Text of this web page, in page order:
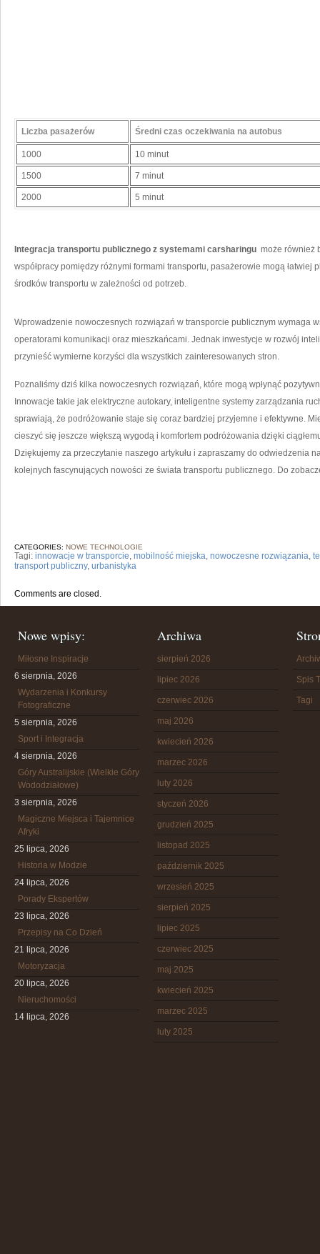
Liczba pasażerów Średni czas oczekiwania na autobus
1000 10 minut
1500 7 minut
2000 5‌ minut
Integracja transportu publicznego z systemami⁤ carsharingu
może również
współpracy pomiędzy różnymi formami transportu, pasażerowie mogą łatwiej
środków ‍transportu w zależności⁢ od ​potrzeb.
Wprowadzenie nowoczesnych rozwiązań ‌w transporcie publicznym wymaga⁣
operatorami komunikacji oraz mieszkańcami. ‌Jednak inwestycje ‍w‍ rozwój
przynieść wymierne korzyści ⁤dla wszystkich​ zainteresowanych ⁣stron.
Poznaliśmy dziś kilka nowoczesnych rozwiązań, które mogą ⁣wpłynąć
Innowacje takie ⁤jak elektryczne ​autokary, inteligentne systemy​ zarządzania
sprawiają, że podróżowanie staje się ‌coraz bardziej ⁢przyjemne i efektywne.
cieszyć się jeszcze większą⁢ wygodą i komfortem podróżowania dzięki
Dziękujemy za ‍przeczytanie naszego artykułu ‍i zapraszamy do odwiedzenia
kolejnych fascynujących nowości ze świata transportu publicznego. Do
CATEGORIES: NOWE TECHNOLOGIE
Tagi: innowacje w transporcie, mobilność miejska, nowoczesne rozwiązania,
transport publiczny, urbanistyka
Comments are closed.
Nowe wpisy:
Miłosne Inspiracje
6 sierpnia, 2026
Wydarzenia i Konkursy
Fotograficzne
5 sierpnia, 2026
Sport i Integracja
4 sierpnia, 2026
Góry Australijskie (Wielkie Góry
Wododziałowe)
3 sierpnia, 2026
Magiczne Miejsca i Tajemnice
Afryki
25 lipca, 2026
Historia w Modzie
24 lipca, 2026
Porady Ekspertów
23 lipca, 2026
Przepisy na Co Dzień
21 lipca, 2026
Motoryzacja
20 lipca, 2026
Nieruchomości
14 lipca, 2026
Archiwa
sierpień 2026
lipiec 2026
czerwiec 2026
maj 2026
kwiecień 2026
marzec 2026
luty 2026
styczeń 2026
grudzień 2025
listopad 2025
październik 2025
wrzesień 2025
sierpień 2025
lipiec 2025
czerwiec 2025
maj 2025
kwiecień 2025
marzec 2025
luty 2025
Spis
Tagi